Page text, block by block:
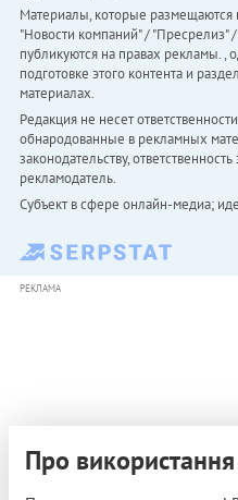
Материалы, которые размещаются
"Новости компаний" / "Пресрелиз"
публикуются на правах рекламы. ,
подготовке этого контента и
материалах.
Редакция не несет
обнародованные в рекламных
законодательству,
рекламодатель.
Субъект в сфере онлайн-медиа;
РЕКЛАМА
Про